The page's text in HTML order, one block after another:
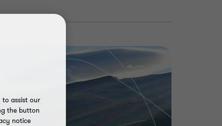
to assist our
the button
notice